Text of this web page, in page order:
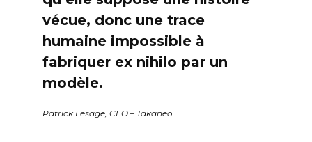
vécue, donc une trace
humaine impossible à
fabriquer ex nihilo par un
modèle.
Patrick Lesage, CEO – Takaneo